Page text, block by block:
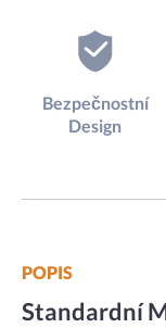
Bezpečnostní
Design
POPIS
Standardní